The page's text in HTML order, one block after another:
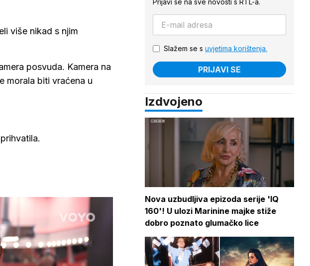
više nikad s njim
posvuda. Kamera na
morala biti vraćena u
Prijavi se na sve novosti s RTL-a.
Slažem se s uvjetima korištenja.
PRIJAVI SE
Izdvojeno
Nova uzbudljiva epizoda serije 'IQ
160'! U ulozi Marinine majke stiže
dobro poznato glumačko lice